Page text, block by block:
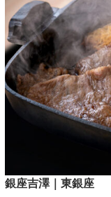
銀座吉澤｜東銀座